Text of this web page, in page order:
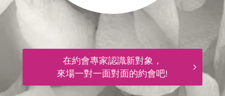
在約會專家認識新對象，
來場一對一面對面的約會吧!